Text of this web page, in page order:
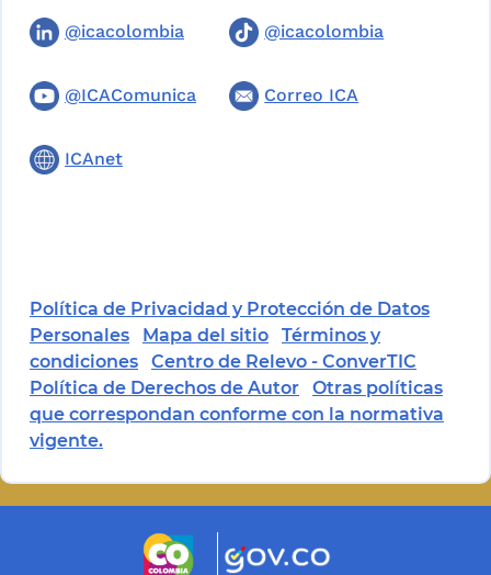
@icacolombia @icacolombia
@ICAComunica Correo ICA
ICAnet
Política de Privacidad y Protección de Datos
Personales
Mapa del sitio
Términos y
condiciones
Centro de Relevo - ConverTIC
Política de Derechos de Autor
Otras políticas
que correspondan conforme con la normativa
vigente.